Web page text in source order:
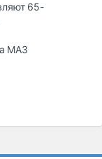
65-
МАЗ